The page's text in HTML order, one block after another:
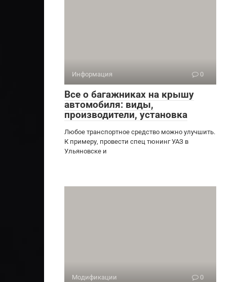
Информация 0
Все о багажниках на крышу
автомобиля: виды,
производители, установка
Любое транспортное средство можно улучшить.
К примеру, провести спец тюнинг УАЗ в
Ульяновске и
Модификации 0